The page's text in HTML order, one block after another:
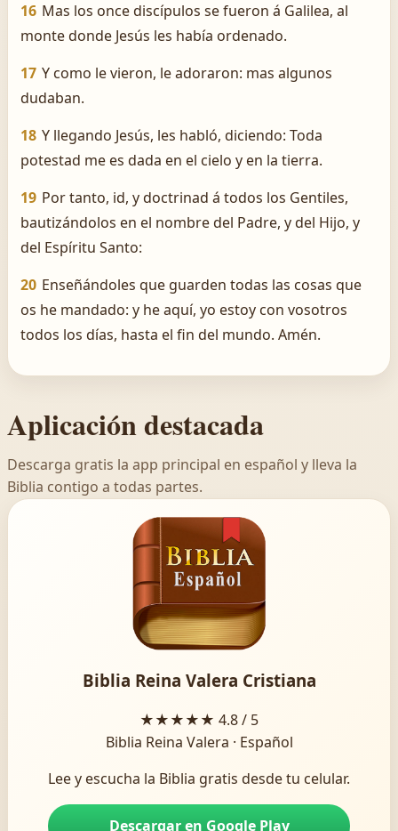
16 Mas los once discípulos se fueron á Galilea, al
monte donde Jesús les había ordenado.
17 Y como le vieron, le adoraron: mas algunos
dudaban.
18 Y llegando Jesús, les habló, diciendo: Toda
potestad me es dada en el cielo y en la tierra.
19 Por tanto, id, y doctrinad á todos los Gentiles,
bautizándolos en el nombre del Padre, y del Hijo, y
del Espíritu Santo:
20 Enseñándoles que guarden todas las cosas que
os he mandado: y he aquí, yo estoy con vosotros
todos los días, hasta el fin del mundo. Amén.
Aplicación destacada
Descarga gratis la app principal en español y lleva la
Biblia contigo a todas partes.
Biblia Reina Valera Cristiana
★★★★★ 4.8 / 5
Biblia Reina Valera · Español
Lee y escucha la Biblia gratis desde tu celular.
Descargar en Google Play